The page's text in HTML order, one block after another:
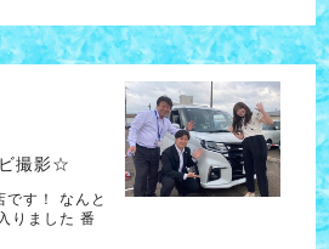
撮影☆
です！ なんと
りました 番